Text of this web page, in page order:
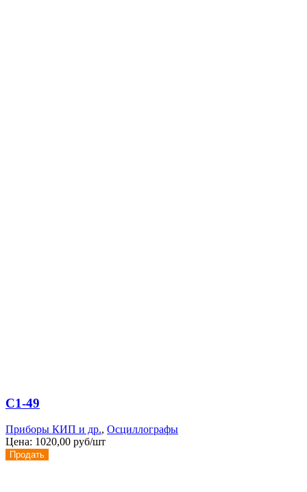
С1-49
Приборы КИП и др., Осциллографы
Цена: 1020,00 руб/шт
Продать